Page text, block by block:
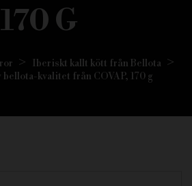
170 G
Iberiskt kallt kött från Bellota
kvalitet från COVAP, 170 g